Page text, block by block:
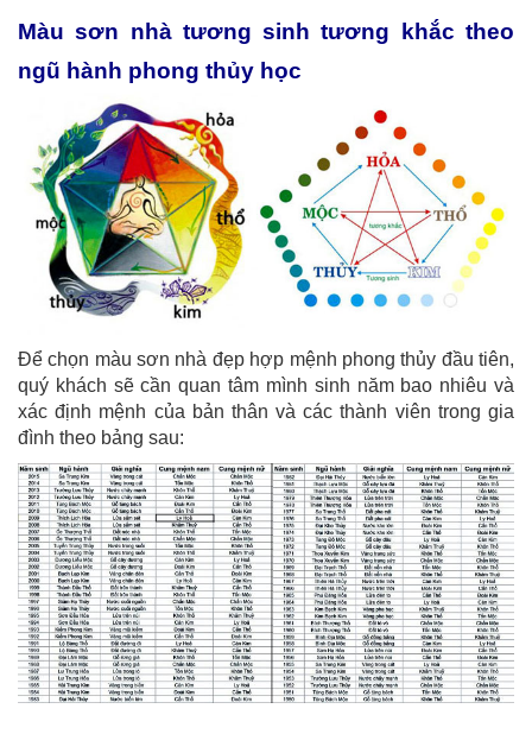
Màu sơn nhà tương sinh tương khắc theo
ngũ hành phong thủy học
Để chọn màu sơn nhà đẹp hợp mệnh phong thủy đầu tiên,
quý khách sẽ cần quan tâm mình sinh năm bao nhiêu và
xác định mệnh của bản thân và các thành viên trong gia
đình theo bảng sau: